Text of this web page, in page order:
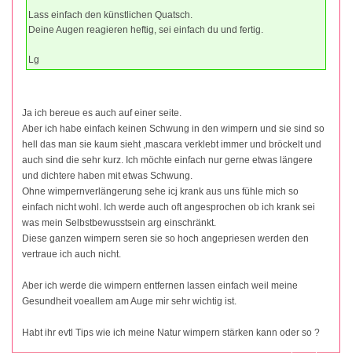
Lass einfach den künstlichen Quatsch.
Deine Augen reagieren heftig, sei einfach du und fertig.
Lg
Ja ich bereue es auch auf einer seite.
Aber ich habe einfach keinen Schwung in den wimpern und sie sind so
hell das man sie kaum sieht ,mascara verklebt immer und bröckelt und
auch sind die sehr kurz. Ich möchte einfach nur gerne etwas längere
und dichtere haben mit etwas Schwung.
Ohne wimpernverlängerung sehe icj krank aus uns fühle mich so
einfach nicht wohl. Ich werde auch oft angesprochen ob ich krank sei
was mein Selbstbewusstsein arg einschränkt.
Diese ganzen wimpern seren sie so hoch angepriesen werden den
vertraue ich auch nicht.
Aber ich werde die wimpern entfernen lassen einfach weil meine
Gesundheit voeallem am Auge mir sehr wichtig ist.
Habt ihr evtl Tips wie ich meine Natur wimpern stärken kann oder so ?